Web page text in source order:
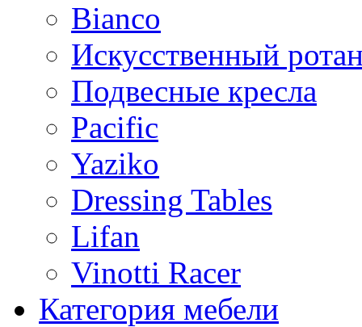
Bianco
Искусственный
Подвесные кресла
Pacific
Yaziko
Dressing Tables
Lifan
Vinotti Racer
Категория мебели